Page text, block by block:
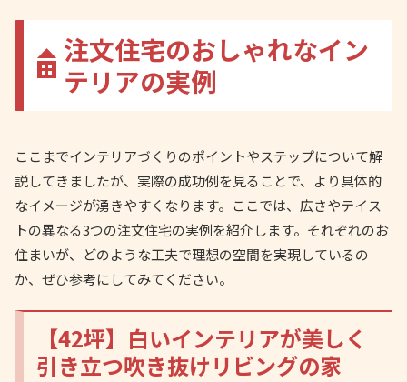
注文住宅のおしゃれなイン
テリアの実例
ここまでインテリアづくりのポイントやステップについて解
説してきましたが、実際の成功例を見ることで、より具体的
なイメージが湧きやすくなります。ここでは、広さやテイス
トの異なる3つの注文住宅の実例を紹介します。それぞれのお
住まいが、どのような工夫で理想の空間を実現しているの
か、ぜひ参考にしてみてください。
【42坪】白いインテリアが美しく
引き立つ吹き抜けリビングの家